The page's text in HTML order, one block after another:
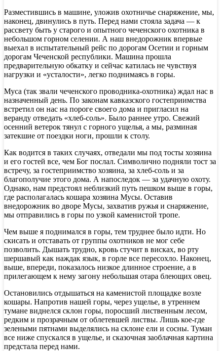
Разместившись в машине, уложив охотничье снаряжение, мы,
наконец, двинулись в путь. Перед нами стояла задача — к
рассвету быть у старого и опытного чеченского охотника в
небольшом горном селении. А наш внедорожник впервые
выехал в испытательный рейс по дорогам Осетии и горным
дорогам Чеченской республики. Машина прошла
предварительную обкатку и сейчас катилась не чувствуя
нагрузки и «усталости», легко поднимаясь в горы.
Муса (так звали чеченского проводника-охотника) ждал нас в
назначенный день. По законам кавказского гостеприимства
встретил он нас на пороге своего дома и пригласил на
веранду отведать «хлеб-соль». Было раннее утро. Свежий
осенний ветерок тянул с горного ущелья, а мы, разминая
затекшие от поездки ноги, прошли к столу.
Как водится в таких случаях, отведали мы под тосты хозяина
и его гостей все, чем Бог послал. Символично подняли тост за
встречу, за гостеприимство хозяина, за хлеб-соль и за
благополучие этого дома. А напоследок — за удачную охоту.
Однако, нам предстоял неблизкий путь пешком выше в горы,
где располагалась кошара хозяина Мусы. Оставив
внедорожник во дворе Мусы, захватив ружья и снаряжение,
мы отправились в горы по узкой каменистой тропе.
Чем выше я поднимался в горы, тем труднее было идти. Но
скисать и отставать от группы охотников не мог себе
позволить. Дышать трудно, кровь стучит в висках, во рту
шершавый как наждак язык, в горле все пересохло. Наконец,
выше, впереди, показалось низкое длинное строение, а в
прилегающем к нему загону небольшая отара блеющих овец.
Остановились отдышаться на каменистой площадке возле
кошары. Напротив нашей горы, через ущелье, в утреннем
тумане виднелся склон горы, поросший лиственным лесом,
редким и прозрачным от облетевшей листвы. Лишь кое-где
зелеными пятнами выделялись на склоне ели и сосны. Туман
все ниже спускался в ущелье, и сказочная заоблачная картина
предстала перед нами.